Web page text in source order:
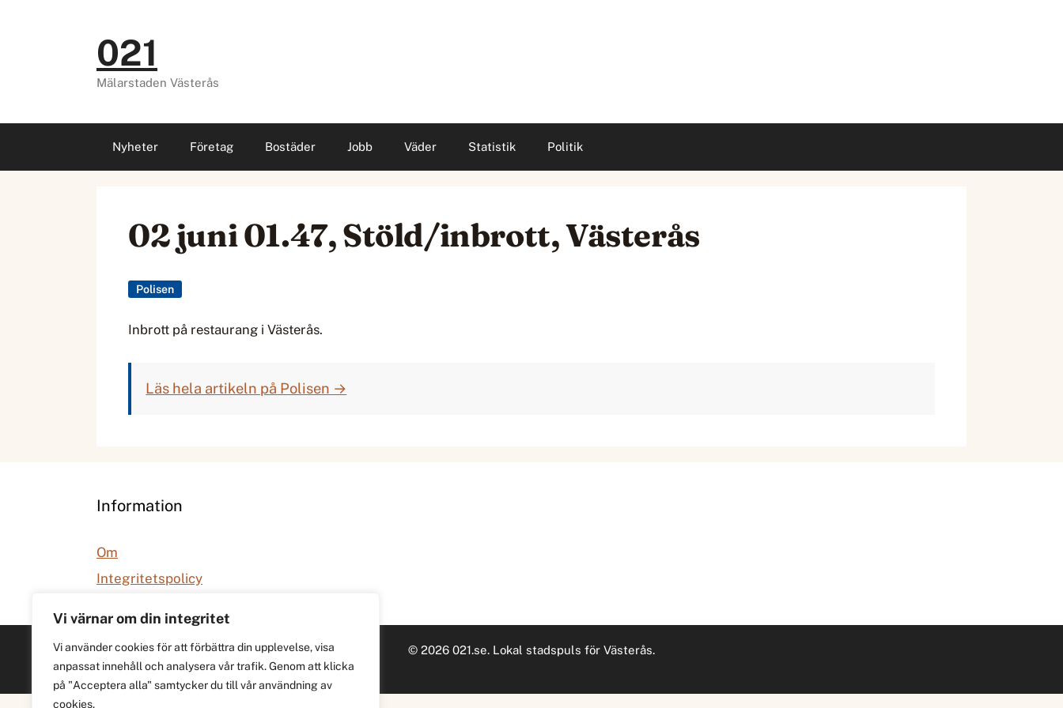
Vi värnar om din integritet
Vi använder cookies för att förbättra din upplevelse, visa
anpassat innehåll och analysera vår trafik. Genom att klicka
på "Acceptera alla" samtycker du till vår användning av
cookies.
021
Mälarstaden Västerås
Nyheter Företag Bostäder Jobb Väder Statistik Politik
02 juni 01.47, Stöld/inbrott, Västerås
Polisen
Inbrott på restaurang i Västerås.
Läs hela artikeln på Polisen →
Information
Om
Integritetspolicy
© 2026 021.se. Lokal stadspuls för Västerås.